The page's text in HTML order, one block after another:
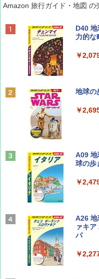
BE-
SOTO
￥
ディ
山と溪
￥1,540
Amazon 旅行ガイド・地図 の
D40
力的な
￥
地球の
￥
A09 地
球の歩
￥
A26 地
ァキ
パ
￥